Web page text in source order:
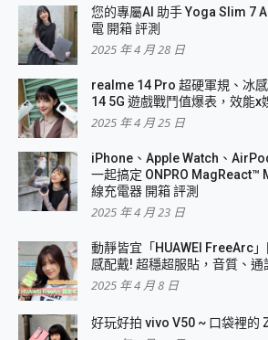
您的專屬AI 助手 Yoga Slim 7
電 開箱 評測
2025 年 4 月 28 日
realme 14 Pro 超硬軍規、冰
14 5G 遊戲戰鬥值爆表，效能x
2025 年 4 月 25 日
iPhone、Apple Watch、
一起搞定 ONPRO MagReact™
線充電器 開箱 評測
2025 年 4 月 23 日
動靜皆宜「HUAWEI FreeArc
感配戴! 超穩超服貼，音質、通
2025 年 4 月 8 日
好玩好拍 vivo V50 ~ 口袋裡的